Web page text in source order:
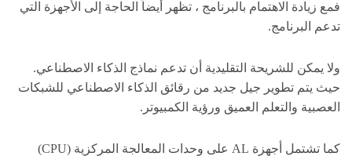
فمع زيادة الاهتمام بالبرنامج ، تظهر أيضاً الحاجة إلى الأجهزة التي
تدعم البرنامج.
ولا يمكن للشريحة التقليدية أن تدعم نماذج الذكاء الاصطناعي.
حيث يتم تطوير جيل جديد من رقائق الذكاء الاصطناعي للشبكات
العصبية والتعلم العميق ورؤية الكمبيوتر.
كما تشتمل أجهزة AL على وحدات المعالجة المركزية (CPU)